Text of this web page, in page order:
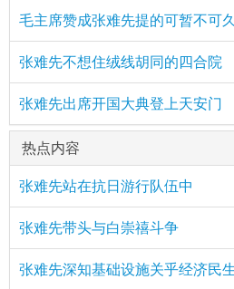
毛主席赞成张难先提的可暂不可久
张难先不想住绒线胡同的四合院
张难先出席开国大典登上天安门
热点内容
张难先站在抗日游行队伍中
张难先带头与白崇禧斗争
张难先深知基础设施关乎经济民